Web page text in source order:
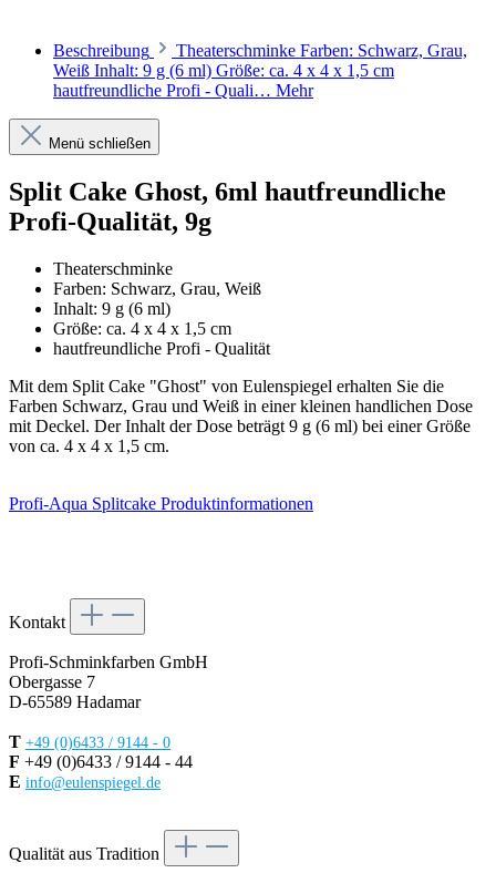
Beschreibung
Theaterschminke Farben: Schwarz, Grau,
Weiß Inhalt: 9 g (6 ml) Größe: ca. 4 x 4 x 1,5 cm
hautfreundliche Profi - Quali… Mehr
Menü schließen
Split Cake Ghost, 6ml hautfreundliche
Profi-Qualität, 9g
Theaterschminke
Farben: Schwarz, Grau, Weiß
Inhalt: 9 g (6 ml)
Größe: ca. 4 x 4 x 1,5 cm
hautfreundliche Profi - Qualität
Mit dem Split Cake "Ghost" von Eulenspiegel erhalten Sie die
Farben Schwarz, Grau und Weiß in einer kleinen handlichen Dose
mit Deckel. Der Inhalt der Dose beträgt 9 g (6 ml) bei einer Größe
von ca. 4 x 4 x 1,5 cm.
Profi-Aqua Splitcake Produktinformationen
Kontakt
Profi-Schminkfarben GmbH
Obergasse 7
D-65589 Hadamar
T +49 (0)6433 / 9144 - 0
F +49 (0)6433 / 9144 - 44
E info@eulenspiegel.de
Qualität aus Tradition